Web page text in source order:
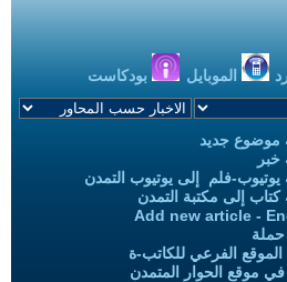
الموبايل بودكاست
موضوع جديد
خبر
يوتيوب-فلم إلى يوتيوب التمدن
كتاب إلى مكتبة التمدن
Add new article -
الموقع الفرعي للكاتب-ة
موقع الحوار المتمدن